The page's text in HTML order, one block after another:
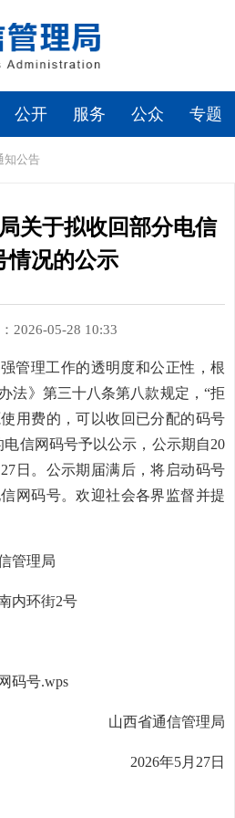
公开 服务 公众 专题
知公告
关于拟收回部分电信
情况的公示
2026-05-28 10:33
管理工作的透明度和公正性，根
法》第三十八条第八款规定，“拒
用费的，可以收回已分配的码号
信网码号予以公示，公示期自20
日。公示期届满后，将启动码号
网码号。欢迎社会各界监督并提
管理局
内环街2号
码号.wps
山西省通信管理局
2026年5月27日